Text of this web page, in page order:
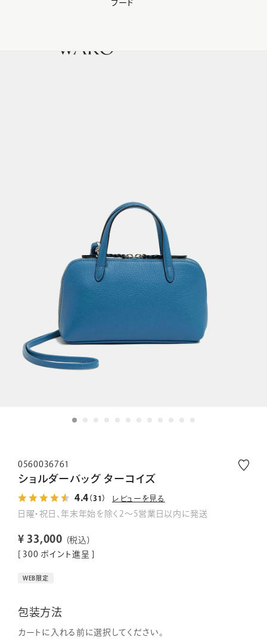
【会員様限定】夏のプレゼントキャンペーン開催中
フード
0560036761
ショルダーバッグ ターコイズ
4.4 （31） レビューを見る
日曜・祝日、年末年始を除く2～5営業日以内に発送
¥ 33,000
税込
300 ポイント進呈 ]
WEB限定
包装方法
カートに入れる前に選択してください。